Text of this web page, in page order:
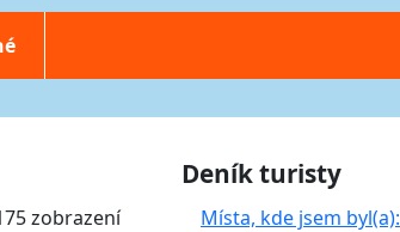
zobrazení
Deník turisty
Místa, kde jsem byl(a):